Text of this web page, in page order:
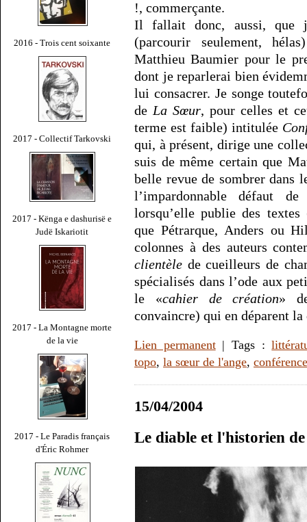
2016 - Trois cent soixante
2017 - Collectif Tarkovski
2017 - Kënga e dashurisë e
Judë Iskariotit
2017 - La Montagne morte
de la vie
2017 - Le Paradis français
d'Éric Rohmer
!, commerçante.
Il fallait donc, aussi, que
(parcourir seulement,
Matthieu Baumier pour le
dont je reparlerai bien
lui consacrer. Je songe
de La Sœur, pour celles et
terme est faible) intitulée
qui, à présent, dirige une
suis de même certain que
belle revue de sombrer dans
l’impardonnable défaut
lorsqu’elle publie des
que Pétrarque, Anders ou
colonnes à des auteurs
clientèle de cueilleurs de
spécialisés dans l’ode aux
le «cahier de création»
convaincre) qui en déparent
Lien permanent| Tags :
topo, la sœur de l'ange, conférence
15/04/2004
Le diable et l'historien